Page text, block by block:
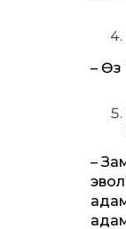
– Өз
–